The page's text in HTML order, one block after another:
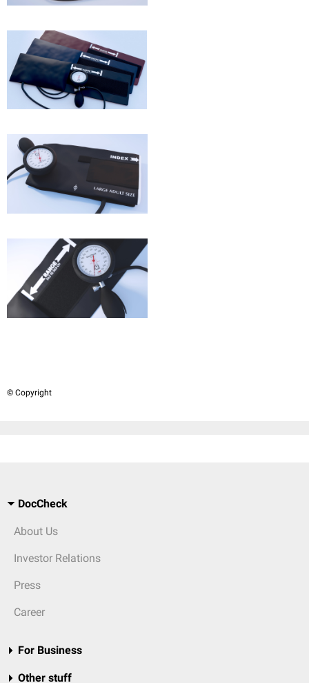
© Copyright
DocCheck
About Us
Investor Relations
Press
Career
For Business
Other stuff